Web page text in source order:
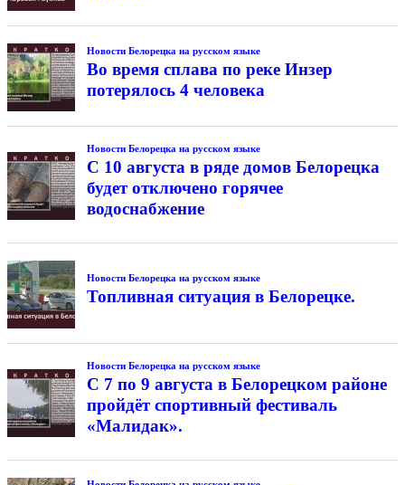
Новости Белорецка на русском языке
Во время сплава по реке Инзер
потерялось 4 человека
Новости Белорецка на русском языке
С 10 августа в ряде домов Белорецка
будет отключено горячее
водоснабжение
Новости Белорецка на русском языке
Топливная ситуация в Белорецке.
Новости Белорецка на русском языке
С 7 по 9 августа в Белорецком районе
пройдёт спортивный фестиваль
«Малидак».